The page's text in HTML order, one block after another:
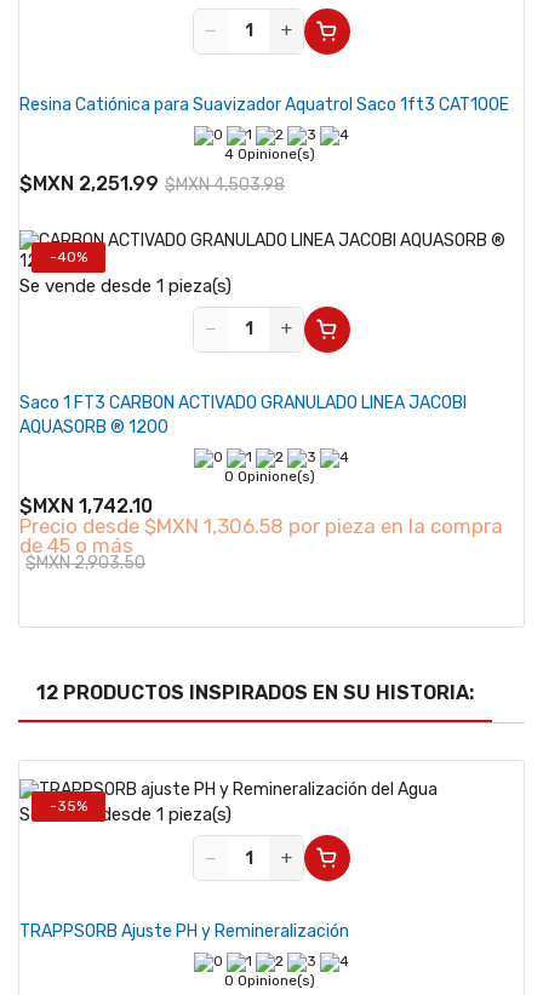
−
+
Resina Catiónica para Suavizador Aquatrol Saco 1ft3 CAT100E
4 Opinione(s)
$MXN 2,251.99 $MXN 4,503.98
-40%
Se vende desde 1 pieza(s)
−
+
Saco 1 FT3 CARBON ACTIVADO GRANULADO LINEA JACOBI
AQUASORB ® 1200
0 Opinione(s)
$MXN 1,742.10
Precio desde $MXN 1,306.58 por pieza en la compra
de 45 o más
$MXN 2,903.50
12 PRODUCTOS INSPIRADOS EN SU HISTORIA:
-35%
Se vende desde 1 pieza(s)
−
+
TRAPPSORB Ajuste PH y Remineralización
0 Opinione(s)